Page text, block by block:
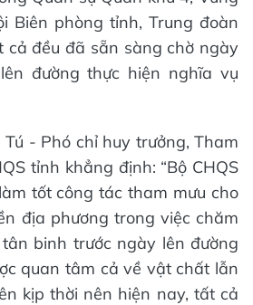
Biên phòng tỉnh, Trung đoàn
cả đều đã sẵn sàng chờ ngày
đường thực hiện nghĩa vụ
- Phó chỉ huy trưởng, Tham
tỉnh khẳng định: “Bộ CHQS
tốt công tác tham mưu cho
địa phương trong việc chăm
binh trước ngày lên đường
quan tâm cả về vật chất lẫn
kịp thời nên hiện nay, tất cả